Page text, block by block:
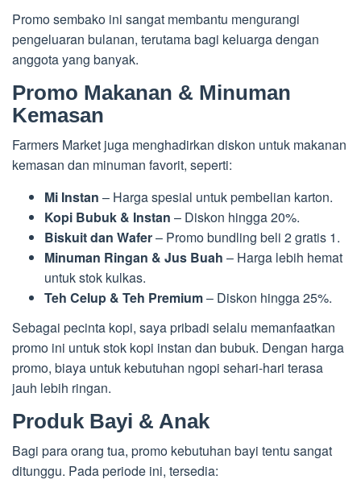
Promo sembako ini sangat membantu mengurangi
pengeluaran bulanan, terutama bagi keluarga dengan
anggota yang banyak.
Promo Makanan & Minuman
Kemasan
Farmers Market juga menghadirkan diskon untuk makanan
kemasan dan minuman favorit, seperti:
Mi Instan – Harga spesial untuk pembelian karton.
Kopi Bubuk & Instan – Diskon hingga 20%.
Biskuit dan Wafer– Promo bundling beli 2 gratis 1.
Minuman Ringan & Jus Buah – Harga lebih hemat
untuk stok kulkas.
Teh Celup & Teh Premium– Diskon hingga 25%.
Sebagai pecinta kopi, saya pribadi selalu memanfaatkan
promo ini untuk stok kopi instan dan bubuk. Dengan harga
promo, biaya untuk kebutuhan ngopi sehari-hari terasa
jauh lebih ringan.
Produk Bayi & Anak
Bagi para orang tua, promo kebutuhan bayi tentu sangat
ditunggu. Pada periode ini, tersedia: